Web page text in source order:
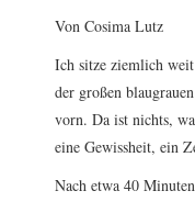
Von Cosima Lutz
Ich sitze ziemlich
der großen
vorn. Da ist nichts,
eine Gewissheit, ein
Nach etwa 40